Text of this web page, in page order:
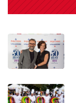
News